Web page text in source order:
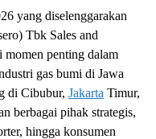
yang diselenggarakan
Tbk Sales and
penting dalam
gas bumi di Jawa
di Cibubur, Jakarta Timur,
berbagai pihak strategis,
hingga konsumen